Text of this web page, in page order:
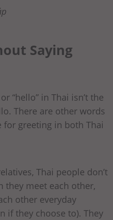
Saying
or “hello” in Thai isn’t the
There are other words
for greeting in both Thai
Thai people don’t
they meet each other,
other everyday
if they choose to). They